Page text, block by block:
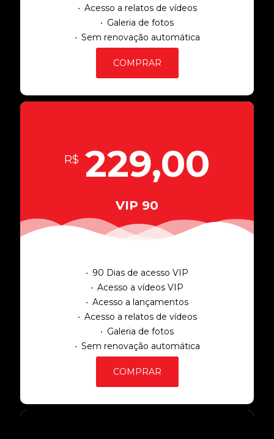
Acesso a relatos de vídeos
Galeria de fotos
Sem renovação automática
COMPRAR
R$ 229,00
VIP 90
90 Dias de acesso VIP
Acesso a vídeos VIP
Acesso a lançamentos
Acesso a relatos de vídeos
Galeria de fotos
Sem renovação automática
COMPRAR